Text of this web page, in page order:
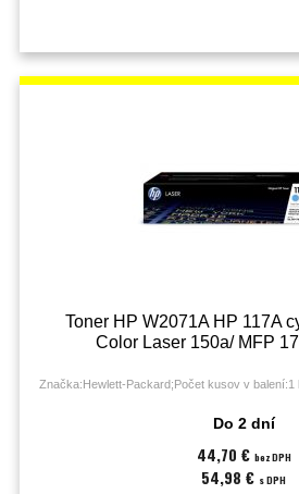
Toner HP W2071A HP 117A
Color Laser 150a/ MFP
Značka:Hewlett-Packard;Počet kusov v
Do 2 dní
44,70 € bez DPH
54,98 € s DPH